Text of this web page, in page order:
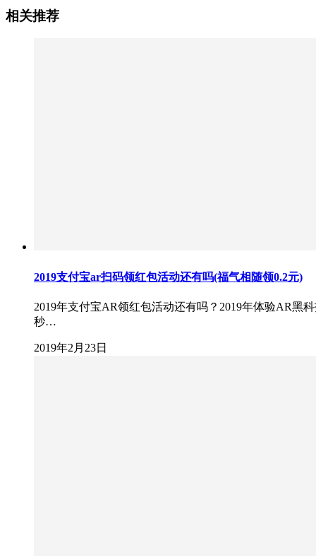
相关推荐
2019支付宝ar扫码领红包活动还有吗(福气相随领0.2元)
2019年支付宝AR领红包活动还有吗？2019年体验AR黑
秒…
2019年2月23日